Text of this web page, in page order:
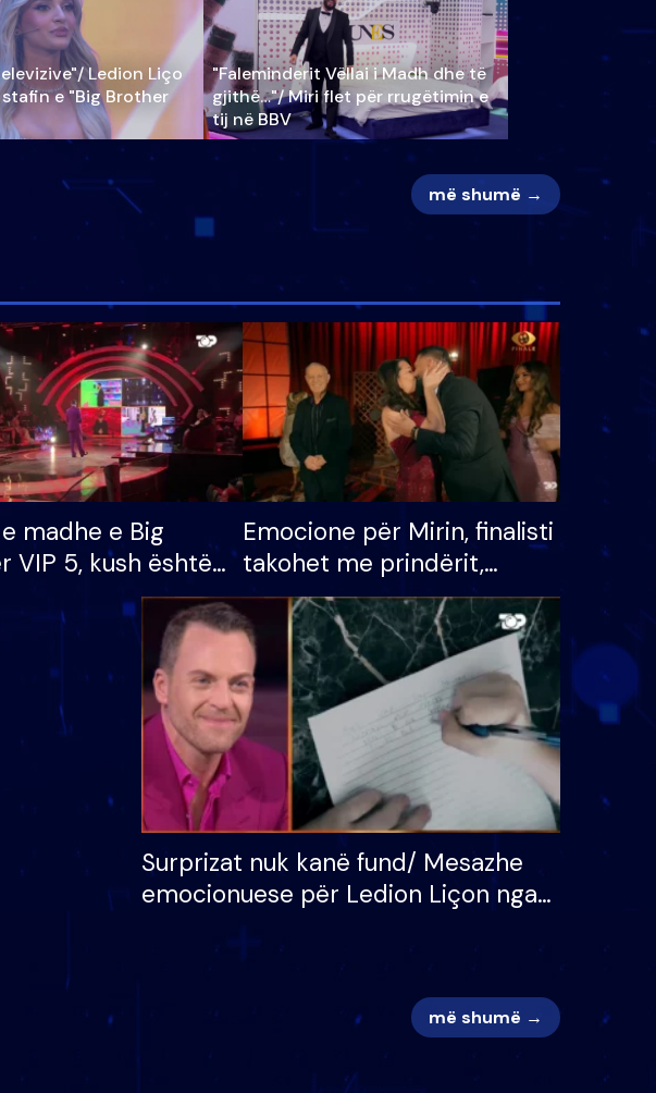
Ledion Liço
e "Big Brother
"Faleminderit Vëllai i Madh dhe të
gjithë…"/ Miri flet për rrugëtimin e
tij në BBV
më shumë →
madhe e Big
VIP 5, kush është
i parë që lë shtëpinë
mundësinë për
çmimin e madh
Emocione për Mirin, finalisti
takohet me prindërit,
vajzën dhe bashkëshorten:
S’kemi ndonjë letër divorci
apo jo?
Surprizat nuk kanë fund/ Mesazhe
emocionuese për Ledion Liçon nga
më shumë →